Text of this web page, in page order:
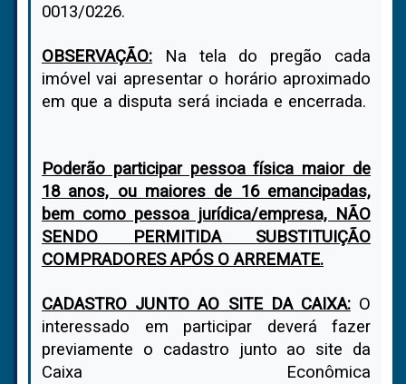
0013/0226.
OBSERVAÇÃO: Na tela do pregão cada
imóvel vai apresentar o horário aproximado
em que a disputa será inciada e encerrada.
Poderão participar pessoa física maior de
18 anos, ou maiores de 16 emancipadas,
bem como pessoa jurídica/empresa, NÃO
SENDO PERMITIDA SUBSTITUIÇÃO
COMPRADORES APÓS O ARREMATE.
CADASTRO JUNTO AO SITE DA CAIXA:O
interessado em participar deverá fazer
previamente o cadastro junto ao site da
Caixa Econômica